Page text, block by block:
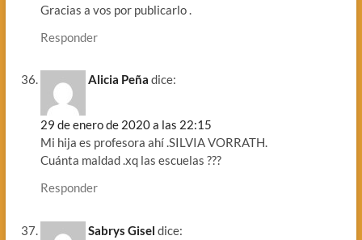
Gracias a vos por publicarlo .
Responder
Alicia Peña dice:
29 de enero de 2020 a las 22:15
Mi hija es profesora ahí .SILVIA VORRATH.
Cuánta maldad .xq las escuelas ???
Responder
Sabrys Gisel dice: